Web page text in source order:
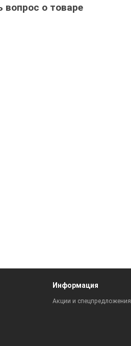
вопрос о товаре
Информация
Акции и спецпредложения